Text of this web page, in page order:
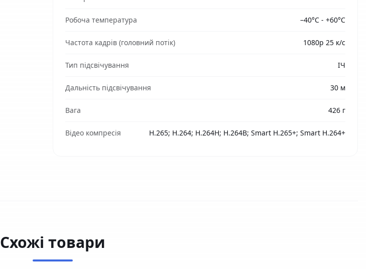
Робоча температура –40°C - +60°C
Частота кадрів (головний потік) 1080p 25 к/с
Тип підсвічування ІЧ
Дальність підсвічування 30 м
Вага 426 г
Відео компресія H.265; H.264; H.264H; H.264B; Smart H.265+; Smart H.264+
Схожі товари